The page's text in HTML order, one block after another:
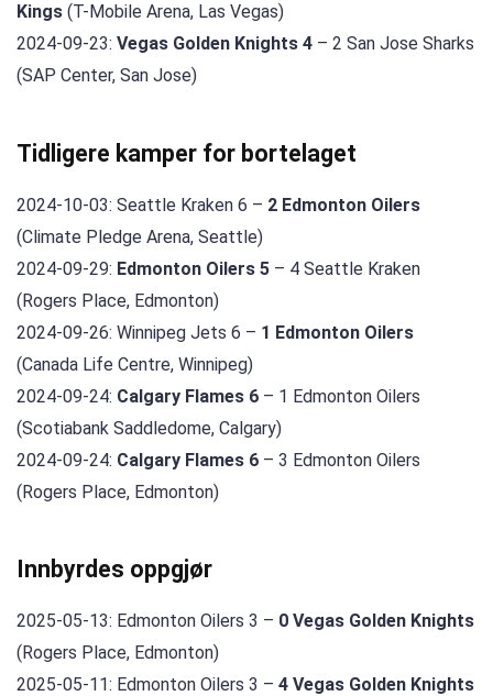
Kings (T-Mobile Arena, Las Vegas)
2024-09-23: Vegas Golden Knights 4 – 2 San Jose Sharks
(SAP Center, San Jose)
Tidligere kamper for bortelaget
2024-10-03: Seattle Kraken 6 – 2 Edmonton Oilers
(Climate Pledge Arena, Seattle)
2024-09-29: Edmonton Oilers 5 – 4 Seattle Kraken
(Rogers Place, Edmonton)
2024-09-26: Winnipeg Jets 6 – 1 Edmonton Oilers
(Canada Life Centre, Winnipeg)
2024-09-24: Calgary Flames 6 – 1 Edmonton Oilers
(Scotiabank Saddledome, Calgary)
2024-09-24: Calgary Flames 6 – 3 Edmonton Oilers
(Rogers Place, Edmonton)
Innbyrdes oppgjør
2025-05-13: Edmonton Oilers 3 – 0 Vegas Golden Knights
(Rogers Place, Edmonton)
2025-05-11: Edmonton Oilers 3 – 4 Vegas Golden Knights